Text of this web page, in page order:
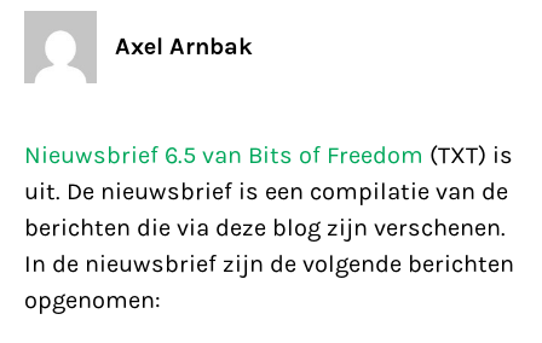
Axel Arnbak
Nieuwsbrief 6.5 van Bits of Freedom (TXT) is
uit. De nieuwsbrief is een compilatie van de
berichten die via deze blog zijn verschenen.
In de nieuwsbrief zijn de volgende berichten
opgenomen: